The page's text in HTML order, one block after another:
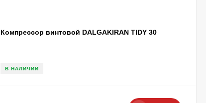
Компрессор винтовой DALGAKIRAN TIDY 30
В НАЛИЧИИ